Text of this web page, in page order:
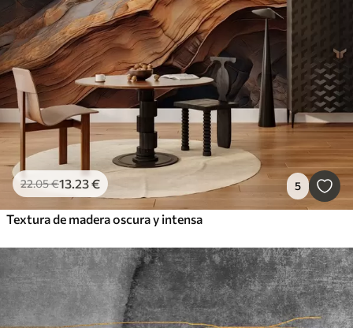
22.05€13.23€ 5
Textura de madera oscura y intensa